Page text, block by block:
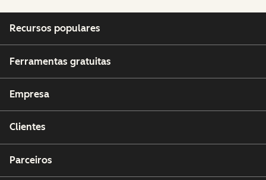
Recursos populares
Ferramentas gratuitas
Empresa
Clientes
Parceiros